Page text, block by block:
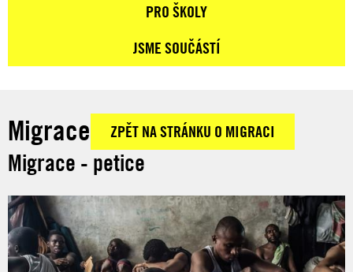
PRO ŠKOLY
JSME SOUČÁSTÍ
Migrace ZPĚT NA STRÁNKU O MIGRACI
Migrace - petice